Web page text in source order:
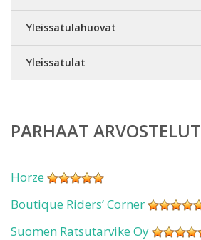
Yleissatulahuovat
Yleissatulat
PARHAAT ARVOSTELUT
Horze
Boutique Riders’ Corner
Suomen Ratsutarvike Oy